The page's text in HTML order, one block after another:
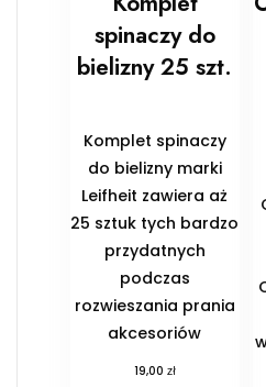
spinaczy do
bielizny 25 szt.
Komplet spinaczy
do bielizny marki
Leifheit zawiera aż
25 sztuk tych bardzo
przydatnych
podczas
rozwieszania prania
akcesoriów
19,00 zł